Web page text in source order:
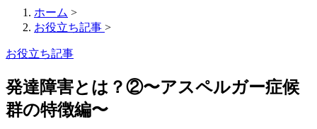
ホーム >
お役立ち記事 >
お役立ち記事
発達障害とは？②〜アスペルガー症候
群の特徴編〜